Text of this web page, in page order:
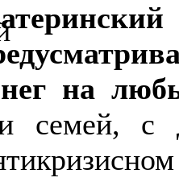
на
семей,